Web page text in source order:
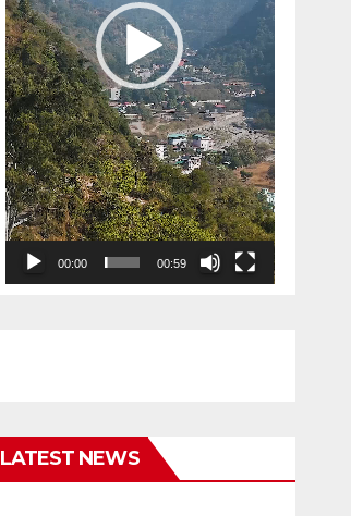
00:00 00:59
LATEST NEWS